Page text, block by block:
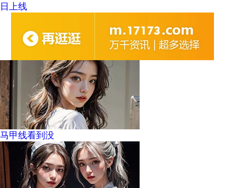
日上线
马甲线看到没